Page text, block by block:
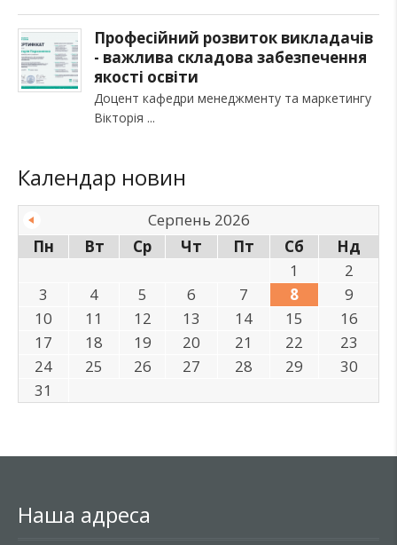
Професійний розвиток викладачів
- важлива складова забезпечення
якості освіти
Доцент кафедри менеджменту та маркетингу
Вікторія
Календар новин
Серпень 2026
Пн
Вт Ср Чт Пт Сб
Нд
1
2
3
4 5 6 7 8
9
10
11 12 13 14 15
16
17
18 19 20 21 22
23
24
25 26 27 28 29
30
31
Наша адреса